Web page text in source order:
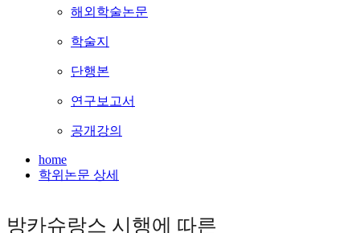
해외학술논문
학술지
단행본
연구보고서
공개강의
home
학위논문 상세
방카슈랑스 시행에 따른